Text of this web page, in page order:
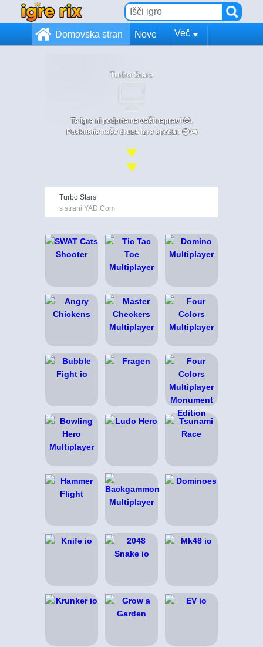
Domovska stran Nove Več
Turbo Stars
Te igre ni podprta na vaši napravi 😞.
Poskusite naše druge igre spodaj! 😄🎮
Turbo Stars
s strani YAD.Com